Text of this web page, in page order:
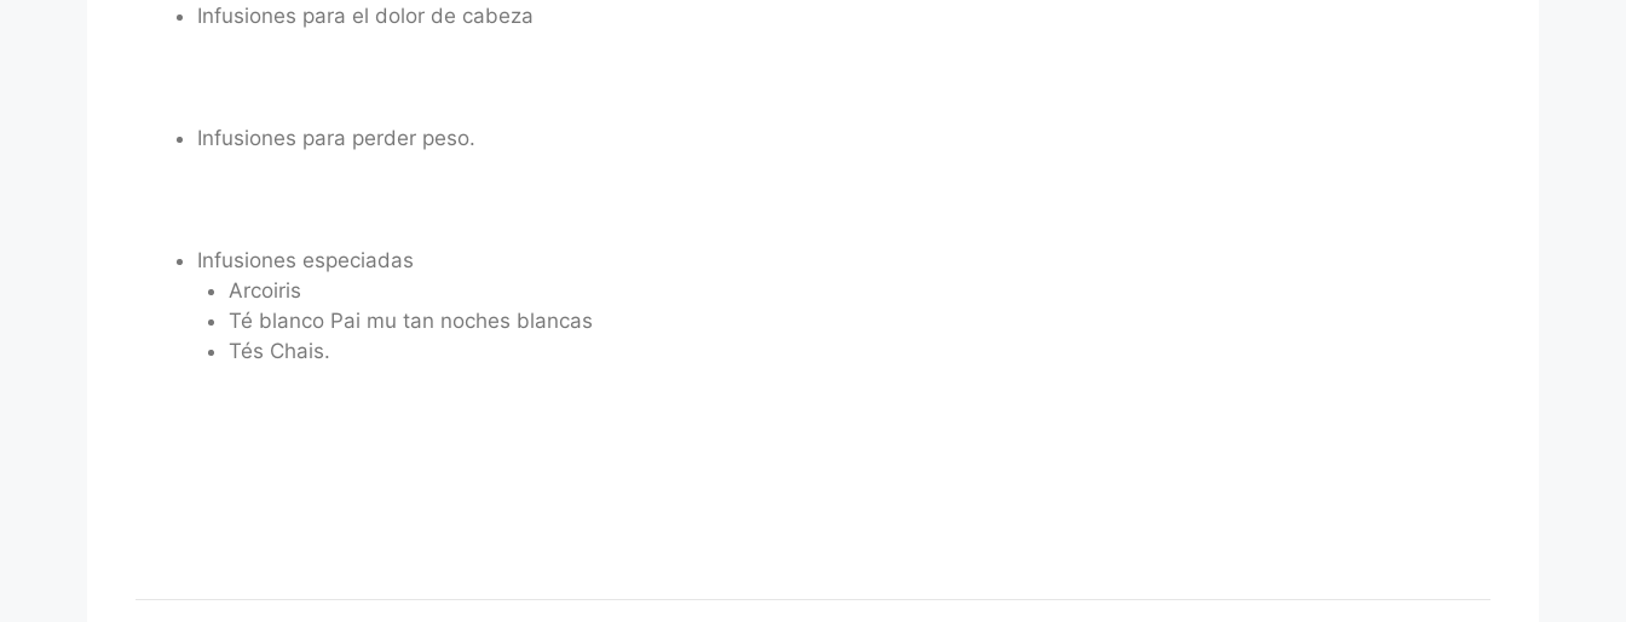
Infusiones para el dolor de cabeza
Infusiones para perder peso.
Infusiones especiadas
Arcoiris
Té blanco Pai mu tan noches blancas
Tés Chais.